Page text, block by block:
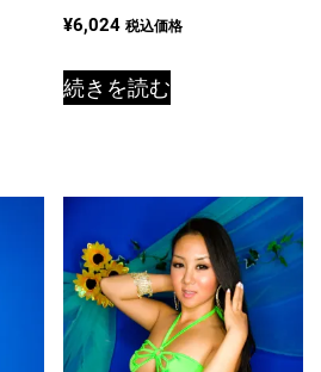
¥6,024 税込価格
続きを読む